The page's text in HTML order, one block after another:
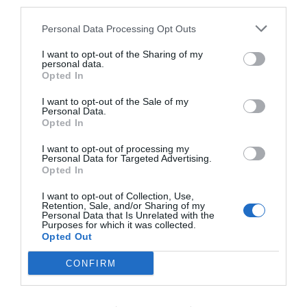
Personal Data Processing Opt Outs
I want to opt-out of the Sharing of my
personal data.
Opted In
I want to opt-out of the Sale of my
Personal Data.
Opted In
I want to opt-out of processing my
Personal Data for Targeted Advertising.
Opted In
I want to opt-out of Collection, Use,
Retention, Sale, and/or Sharing of my
Personal Data that Is Unrelated with the
Purposes for which it was collected.
Opted Out
CONFIRM
nola bihur daitezkeen politika
txar
EKONOMIA ETXEKOTUZ
ekonomikoa, ez sinesmen